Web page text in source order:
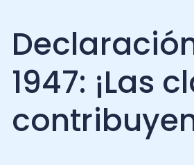
Declaración
1947: ¡Las